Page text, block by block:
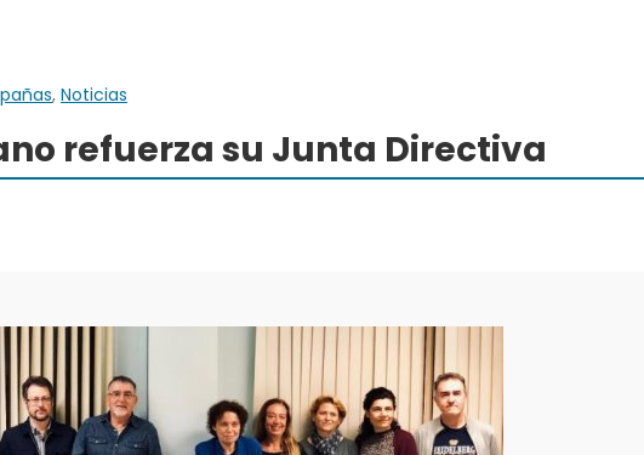
, Noticias
refuerza su Junta Directiva